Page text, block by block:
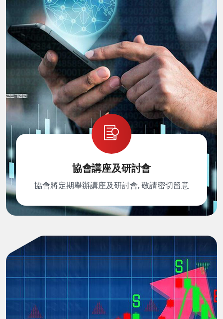
協會講座及研討會
協會將定期舉辦講座及研討會, 敬請密切留意